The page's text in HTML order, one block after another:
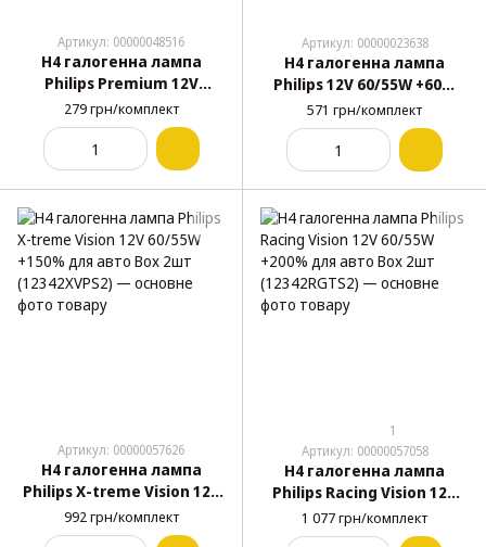
Артикул: 00000048516
H4 галогенна лампа
Philips Premium 12V
60/55W +30% для авто
2шт (12342PRC2)
279 грн/комплект
Артикул: 00000023638
H4 галогенна лампа
Philips 12V 60/55W +60%
для авто Box 2шт
(12342VPS2)
571 грн/комплект
Артикул: 00000057626
H4 галогенна лампа
Philips X-treme Vision 12V
60/55W +150% для авто
Box 2шт (12342XVPS2)
992 грн/комплект
1
Артикул: 00000057058
H4 галогенна лампа
Philips Racing Vision 12V
60/55W +200% для авто
Box 2шт (12342RGTS2)
1 077 грн/комплект